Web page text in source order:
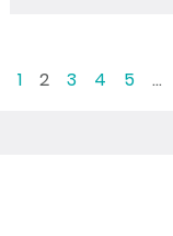
1 2 3 4 5 …